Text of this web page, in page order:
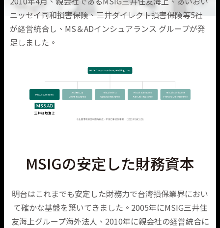
ニッセイ同和損害保険、三井ダイレクト損害保険等5社
が経営統合し、MS＆ADインシュアランス グループが発
足しました。
MSIGの安定した財務資本
明台はこれまでも安定した財務力で台湾損保業界におい
て確かな基盤を築いてきました。2005年にMSIG三井住
友海上グループ海外法人、2010年に親会社の経営統合に